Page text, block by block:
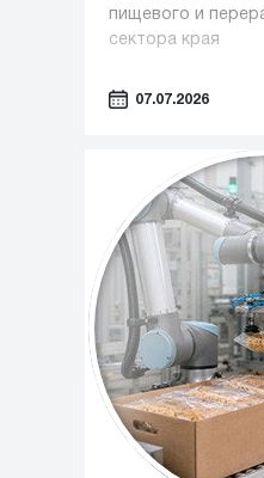
пищевого и
сектора края
07.07.2026